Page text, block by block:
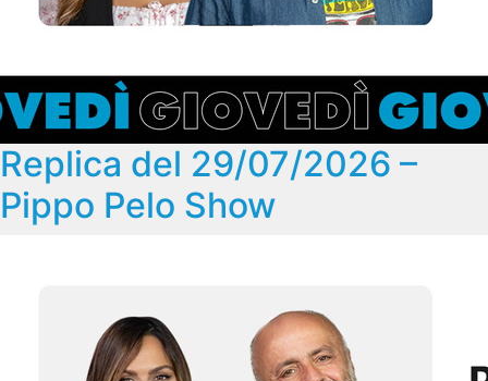
Replica del 29/07/2026 –
Pippo Pelo Show